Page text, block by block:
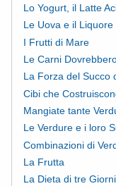
Lo Yogurt, il Latte
Le Uova e il Liquore
I Frutti di Mare
Le Carni
La Forza del Succo
Cibi che
Mangiate tante
Le Verdure e i loro
Combinazioni di
La Frutta
La Dieta di tre